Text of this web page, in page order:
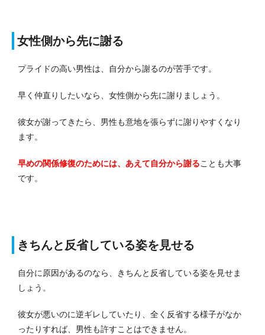
女性側から先に謝る
プライドの高い男性は、自分から謝るのが苦手です。
早く仲直りしたいなら、女性側から先に謝りましょう。
彼女が謝ってきたら、男性も意地を張らずに謝りやすくなり
ます。
早めの関係修復のためには、あえて自分から謝ることも大事
です。
きちんと反省している姿を見せる
自分に原因があるのなら、きちんと反省している姿を見せま
しょう。
彼女が悪いのに逆ギレしていたり、全く反省する様子がなか
ったりすれば、男性も許すことはできません。